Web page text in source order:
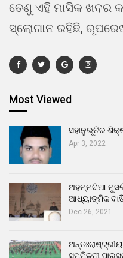
ତେଣୁ ଏହି ମାସିକ ଖବର
ସ୍ଲୋଗାନ ରହିଛି,
Most Viewed
ସହାନୁଭୂତିର
Apr 3, 2022
ଅହମ୍ମଦିଆ
ଆଧ୍ୟାତ୍ମିକ
Dec 26, 2021
ସମ୍ମିଳନୀ